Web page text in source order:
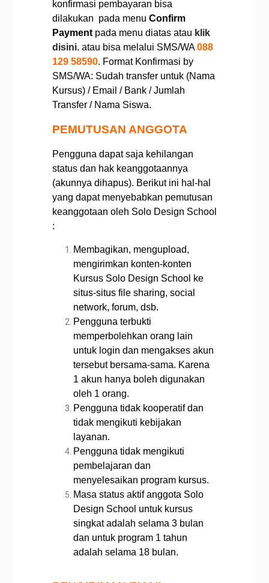
konfirmasi pembayaran bisa
dilakukan pada menu Confirm
Payment pada menu diatas atau klik
disini. atau bisa melalui SMS/WA088
129 58590. Format Konfirmasi by
SMS/WA: Sudah transfer untuk (Nama
Kursus) / Email / Bank / Jumlah
Transfer / Nama Siswa.
PEMUTUSAN ANGGOTA
Pengguna dapat saja kehilangan
status dan hak keanggotaannya
(akunnya dihapus). Berikut ini hal-hal
yang dapat menyebabkan pemutusan
keanggotaan oleh Solo Design School
:
Membagikan, mengupload,
mengirimkan konten-konten
Kursus Solo Design School ke
situs-situs file sharing, social
network, forum, dsb.
Pengguna terbukti
memperbolehkan orang lain
untuk login dan mengakses akun
tersebut bersama-sama. Karena
1 akun hanya boleh digunakan
oleh 1 orang.
Pengguna tidak kooperatif dan
tidak mengikuti kebijakan
layanan.
Pengguna tidak mengikuti
pembelajaran dan
menyelesaikan program kursus.
Masa status aktif anggota Solo
Design School untuk kursus
singkat adalah selama 3 bulan
dan untuk program 1 tahun
adalah selama 18 bulan.